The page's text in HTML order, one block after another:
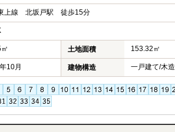
上線 北坂戸駅 徒歩15分
土地面積 153.32㎡
10月 建物構造 一戸建て/木造